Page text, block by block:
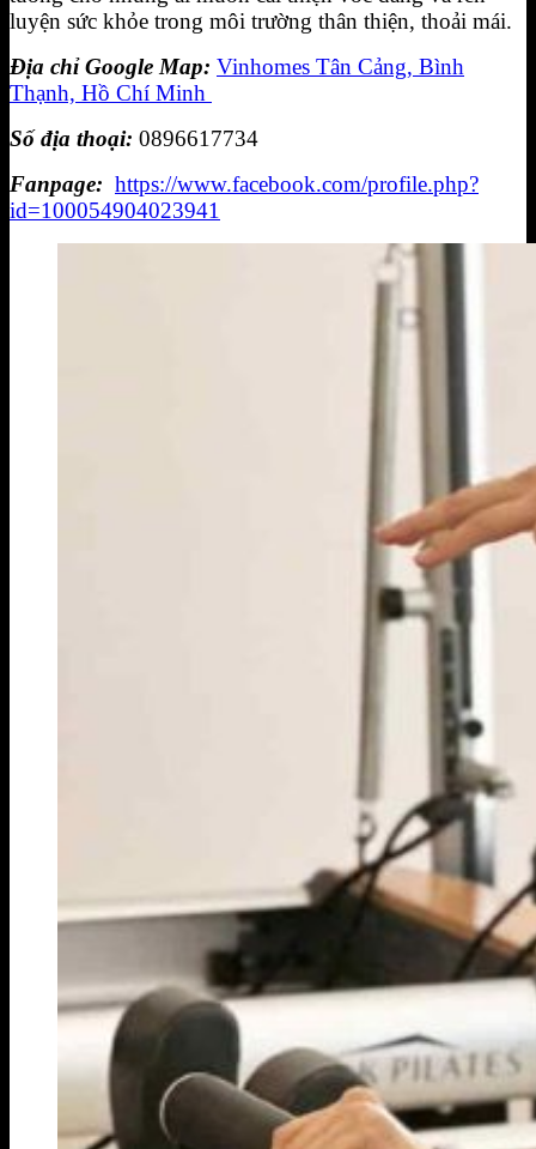
luyện sức khỏe trong môi trường thân thiện, thoải mái.
Địa chỉ Google Map: Vinhomes Tân Cảng, Bình
Thạnh, Hồ Chí Minh
Số địa thoại: 0896617734
Fanpage: https://www.facebook.com/profile.php?
id=100054904023941